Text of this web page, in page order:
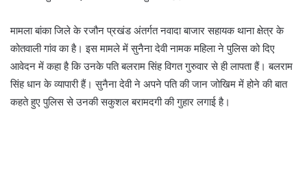
मामला बांका जिले के रजौन प्रखंड अंतर्गत नवादा बाजार सहायक थाना क्षेत्र के
कोतवाली गांव का है। इस मामले में सुनैना देवी नामक महिला ने पुलिस को दिए
आवेदन में कहा है कि उनके पति बलराम सिंह विगत गुरुवार से ही लापता हैं। बलराम
सिंह धान के व्यापारी हैं। सुनैना देवी ने अपने पति की जान जोखिम में होने की बात
कहते हुए पुलिस से उनकी सकुशल बरामदगी की गुहार लगाई है।